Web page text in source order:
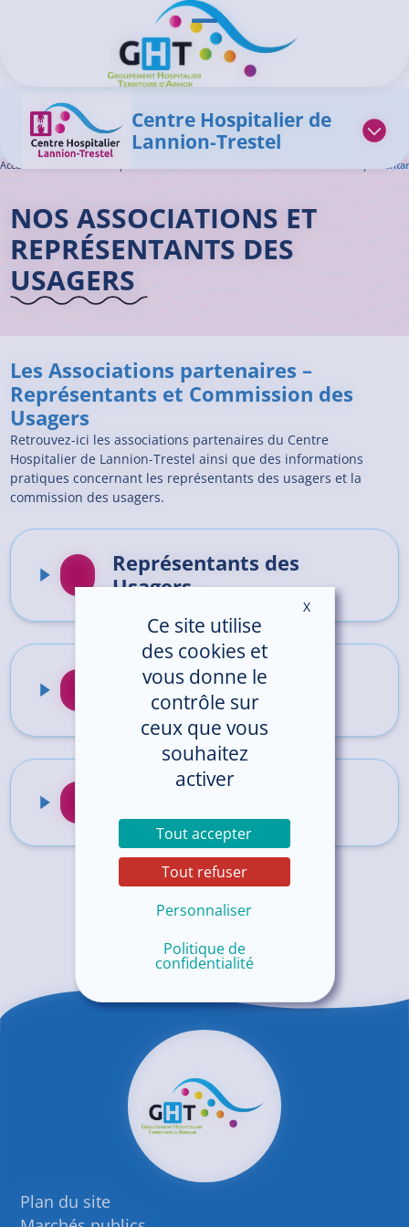
Ouvrir/Fermer le menu
Centre Hospitalier de
Lannion-Trestel
Accueil GHT Nos Associations et
NOS ASSOCIATIONS ET
REPRÉSENTANTS DES
USAGERS
Les Associations partenaires –
Représentants et Commission des
Usagers
Retrouvez-ici les associations partenaires du Centre
Hospitalier de Lannion-Trestel ainsi que des informations
pratiques concernant les représentants des usagers et la
commission des usagers.
Représentants des
Usagers
Commission des
Usagers
Plan du site
Panneau de gestion des cookies
Ce site utilise
des cookies et
vous donne le
contrôle sur
ceux que vous
souhaitez
activer
Tout accepter
Tout refuser
Personnaliser
Politique de
confidentialité
XMasquer le